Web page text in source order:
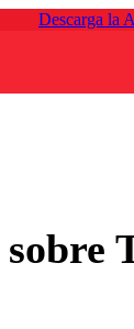
Descarga la